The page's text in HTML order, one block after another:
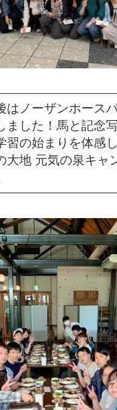
はノーザンホース
ました！馬と記念
習の始まりを体感
大地 元気の泉キャ